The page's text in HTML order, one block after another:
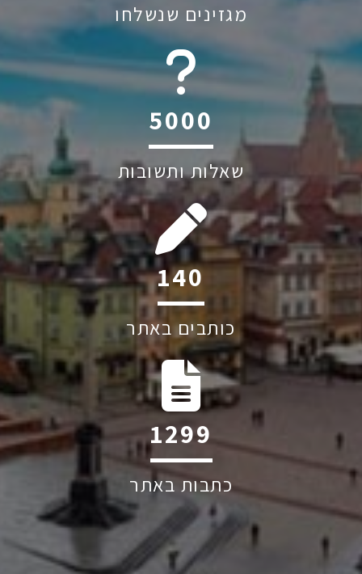
מגזינים שנשלחו
6045
שאלות ותשובות
197
כותבים באתר
1830
כתבות באתר